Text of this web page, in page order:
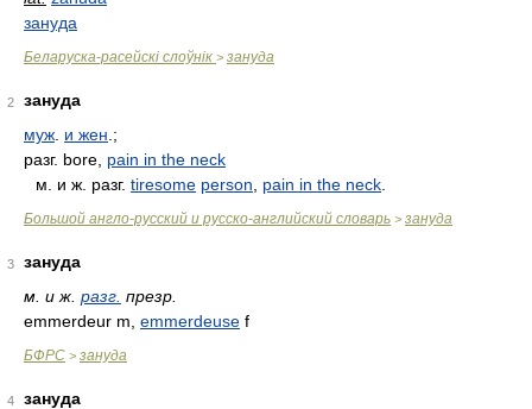
зануда
Беларуска-расейскі слоўнік > зануда
2
зануда
муж и жен .;
разг. bore, pain in the neck
м. и ж. разг. tiresome person pain in the neck
Большой англо-русский и русско-английский словарь > зануда
3
зануда
м. и ж. разг. презр.
emmerdeur m, emmerdeuse f
БФРС > зануда
4
зануда